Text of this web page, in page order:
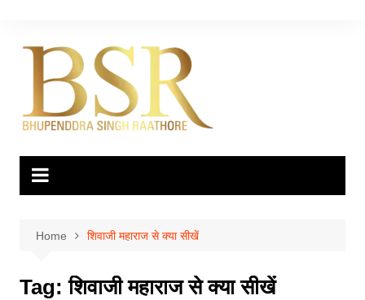
content
Home शिवाजी महाराज से क्या सीखें
Tag:शिवाजी महाराज से क्या सीखें